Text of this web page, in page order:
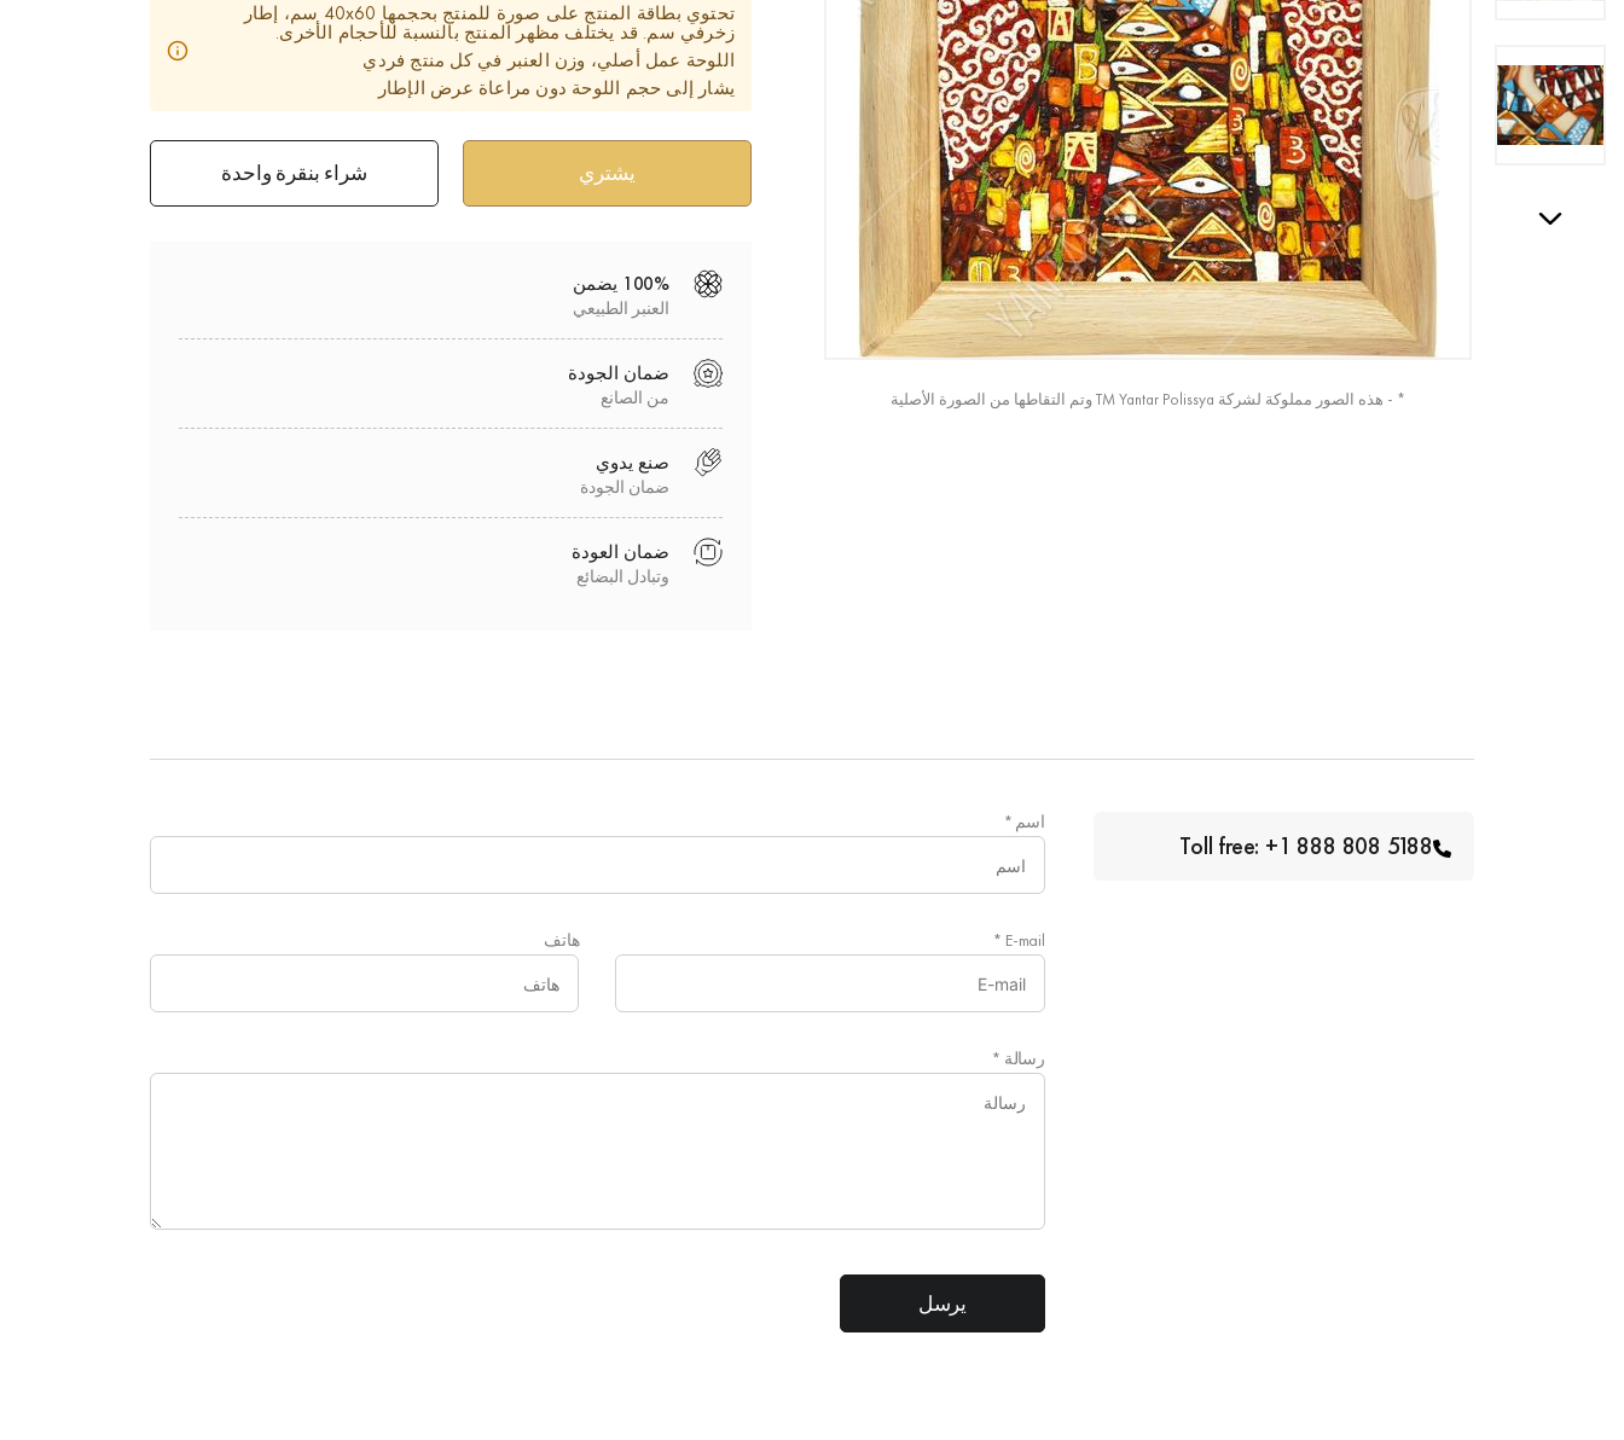
* - هذه الصور مملوكة لشركة TM Yantar Polissya وتم التقاطها من الصورة الأصلية
تحتوي بطاقة المنتج على صورة للمنتج بحجمها 40x60 سم، إطار
زخرفي سم. قد يختلف مظهر المنتج بالنسبة للأحجام الأخرى.
اللوحة عمل أصلي، وزن العنبر في كل منتج فردي
يشار إلى حجم اللوحة دون مراعاة عرض الإطار
شراء بنقرة واحدة
100% يضمن
العنبر الطبيعي
ضمان الجودة
من الصانع
صنع يدوي
ضمان الجودة
ضمان العودة
وتبادل البضائع
اسم *
E-mail
* هاتف
رسالة *
Toll free: +1 888 808 5188